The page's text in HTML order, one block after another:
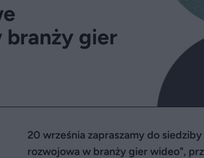
branży gier
20 września zapraszamy do
rozwojowa w branży gier wideo",